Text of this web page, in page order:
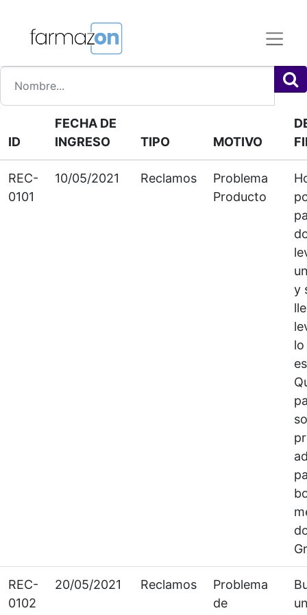
ID
FECHA DE
INGRESO
TIPO MOTIVO
REC-
0101
10/05/2021 Reclamos
Problema
Producto
y
REC-
0102
20/05/2021 Reclamos
Problema
de